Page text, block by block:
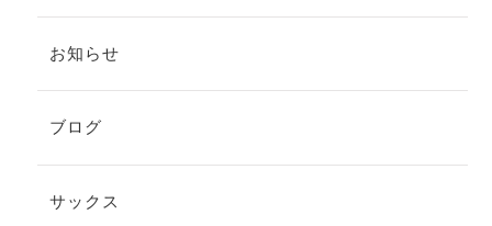
お知らせ
ブログ
サックス